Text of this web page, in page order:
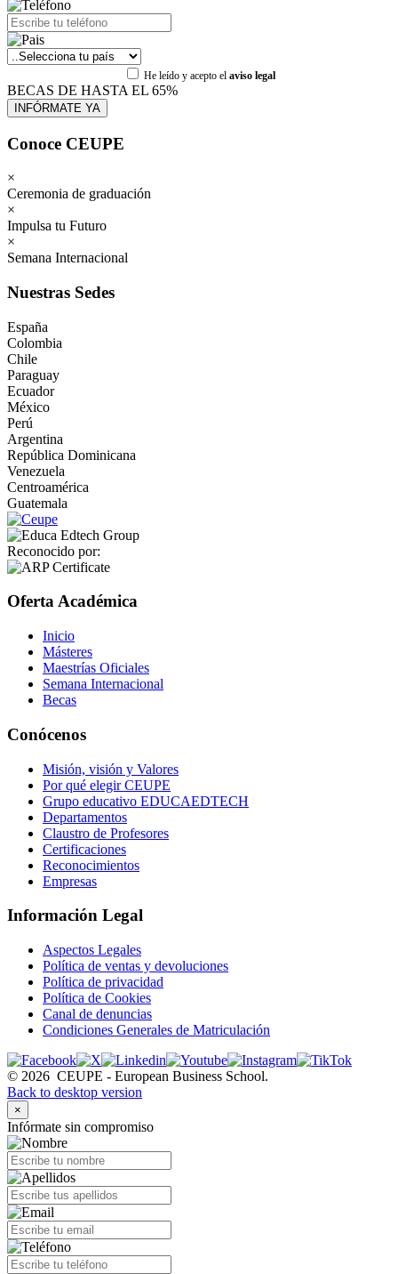
He leído y acepto el aviso legal
BECAS DE HASTA EL 65%
Conoce CEUPE
×
Ceremonia de graduación
×
Impulsa tu Futuro
×
Semana Internacional
Nuestras Sedes
España
Colombia
Chile
Paraguay
Ecuador
México
Perú
Argentina
República Dominicana
Venezuela
Centroamérica
Guatemala
Reconocido por:
Oferta Académica
Inicio
Másteres
Maestrías Oficiales
Semana Internacional
Becas
Conócenos
Misión, visión y Valores
Por qué elegir CEUPE
Grupo educativo EDUCAEDTECH
Departamentos
Claustro de Profesores
Certificaciones
Reconocimientos
Empresas
Información Legal
Aspectos Legales
Política de ventas y devoluciones
Política de privacidad
Política de Cookies
Canal de denuncias
Condiciones Generales de Matriculación
© 2026 CEUPE - European Business School.
Back to desktop version
×
Infórmate sin compromiso